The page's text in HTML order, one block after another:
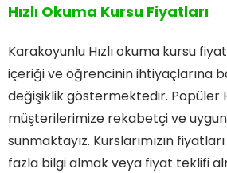
Hızlı Okuma Kursu Fiyatları
Karakoyunlu Hızlı okuma kursu
içeriği ve öğrencinin ihtiyaçlarına
değişiklik göstermektedir. Popüler
müşterilerimize rekabetçi ve
sunmaktayız. Kurslarımızın
fazla bilgi almak veya fiyat teklifi